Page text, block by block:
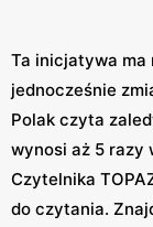
Ta inicjatywa
jednocześnie
Polak czyta
wynosi aż 5 razy
Czytelnika
do czytania.